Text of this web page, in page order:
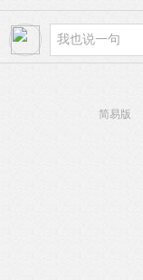
简易版